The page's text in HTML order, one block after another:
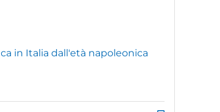
in Italia dall'età napoleonica